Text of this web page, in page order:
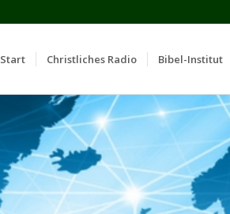
Start Сhristliches Radio Bibel-Institut